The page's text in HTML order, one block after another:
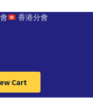
香港分會
Cart